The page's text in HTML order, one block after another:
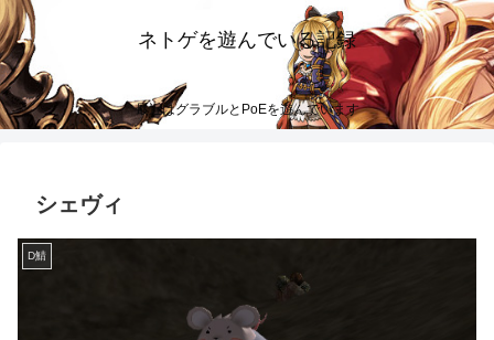
ネトゲを遊んでいる記録
最近はグラブルとPoEを遊んでいます
シェヴィ
D鯖